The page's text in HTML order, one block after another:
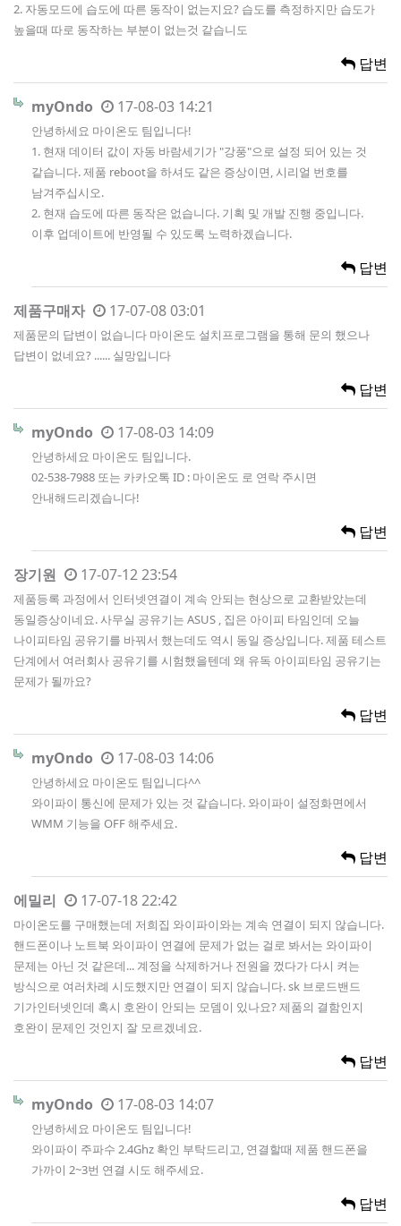
2. 자동모드에 습도에 따른 동작이 없는지요? 습도를 측정하지만 습도가
높을때 따로 동작하는 부분이 없는것 같습니도
답변
myOndo 17-08-03 14:21
안녕하세요 마이온도 팀입니다!
1. 현재 데이터 값이 자동 바람세기가 "강풍"으로 설정 되어 있는 것
같습니다. 제품 reboot을 하셔도 같은 증상이면, 시리얼 번호를
남겨주십시오.
2. 현재 습도에 따른 동작은 없습니다. 기획 및 개발 진행 중입니다.
이후 업데이트에 반영될 수 있도록 노력하겠습니다.
답변
제품구매자 17-07-08 03:01
제품문의 답변이 없습니다 마이온도 설치프로그램을 통해 문의 했으나
답변이 없네요? ...... 실망입니다
답변
myOndo 17-08-03 14:09
안녕하세요 마이온도 팀입니다.
02-538-7988 또는 카카오톡 ID : 마이온도 로 연락 주시면
안내해드리겠습니다!
답변
장기원 17-07-12 23:54
제품등록 과정에서 인터넷연결이 계속 안되는 현상으로 교환받았는데
동일증상이네요. 사무실 공유기는 ASUS , 집은 아이피 타임인데 오늘
나이피타임 공유기를 바꿔서 했는데도 역시 동일 증상입니다. 제품 테스트
단계에서 여러회사 공유기를 시험했을텐데 왜 유독 아이피타임 공유기는
문제가 될까요?
답변
myOndo 17-08-03 14:06
안녕하세요 마이온도 팀입니다^^
와이파이 통신에 문제가 있는 것 같습니다. 와이파이 설정화면에서
WMM 기능을 OFF 해주세요.
답변
에밀리 17-07-18 22:42
마이온도를 구매했는데 저희집 와이파이와는 계속 연결이 되지 않습니다.
핸드폰이나 노트북 와이파이 연결에 문제가 없는 걸로 봐서는 와이파이
문제는 아닌 것 같은데... 계정을 삭제하거나 전원을 껐다가 다시 켜는
방식으로 여러차례 시도했지만 연결이 되지 않습니다. sk 브로드밴드
기가인터넷인데 혹시 호완이 안되는 모뎀이 있나요? 제품의 결함인지
호완이 문제인 것인지 잘 모르겠네요.
답변
myOndo 17-08-03 14:07
안녕하세요 마이온도 팀입니다!
와이파이 주파수 2.4Ghz 확인 부탁드리고, 연결할때 제품 핸드폰을
가까이 2~3번 연결 시도 해주세요.
답변